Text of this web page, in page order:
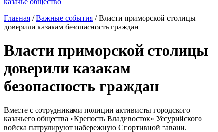
казачье общество
Главная / Важные события / Власти приморской столицы
доверили казакам безопасность граждан
Власти приморской столицы
доверили казакам
безопасность граждан
Вместе с сотрудниками полиции активисты городского
казачьего общества «Крепость Владивосток» Уссурийского
войска патрулируют набережную Спортивной гавани.